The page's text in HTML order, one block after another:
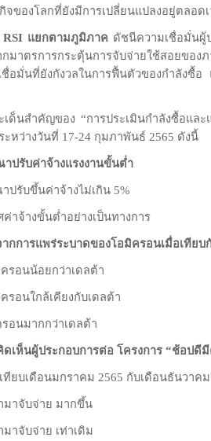
ของโลกที่ยังมีการเปลี่ยนแปลงอยู่ตลอด
แยกตามภูมิภาค ดัชนีความเชื่อมั่นผู้
มาตรการกระตุ้นการจับจ่ายใช้สอยของ
มั่นที่ยังกังวลในการฟื้นตัวของกำลังซื้อ
สำคัญของ “การประเมินกำลังซื้อและ
หว่างวันที่ 17-24 กุมภาพันธ์ 2565 ดังนี้
ปรับค่าจ้างแรงงานขั้นต่ำ
รับขึ้นค่าจ้างไม่เกิน 5%
จ้างขั้นต่ำอย่างเป็นทางการ
กการแพร่ระบาดของโอมิครอนเมื่อเทียบ
อนน้อยกว่าเดลต้า
อนใกล้เคียงกับเดลต้า
นมากกว่าเดลต้า
เห็นผู้ประกอบการต่อ โครงการ “ช้อปดีมี
บเดือนมกราคม 2565 กับเดือนธันวาคม
าจับจ่าย มากขึ้น
จับจ่าย เท่าเดิม